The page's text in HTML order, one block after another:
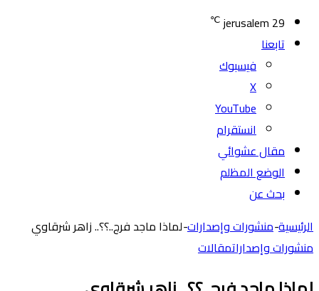
jerusalem 29
℃
تابعنا
فيسبوك
‫X
‫YouTube
انستقرام
مقال عشوائي
الوضع المظلم
بحث عن
الرئيسية-منشورات وإصدارات-لماذا ماجد فرج..؟؟.. زاهر شرقاوي
منشورات وإصداراتمقالات